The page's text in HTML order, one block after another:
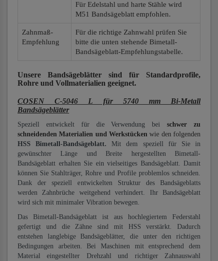
Für Edelstahl und harte Stähle wird
M51 Bandsägeblatt empfohlen.
Zahnmaß-
Empfehlung
Für die richtige Zahnwahl prüfen Sie
bitte die unten stehende Bimetall-
Bandsägeblatt-Empfehlungstabelle.
Unsere Bandsägeblätter sind für Standardprofile,
Rohre und Vollmaterialien geeignet.
COSEN C-5046 L für 5740 mm Bi-Metall
Bandsägeblätter
Speziell entwickelt für die Verwendung beischwer zu
schneidenden Materialien und Werkstücken wie den folgenden
HSS Bimetall-Bandsägeblatt. Mit dem speziell für Sie in
gewünschter Länge und Breite hergestellten Bimetall-
Bandsägeblatt erhalten Sie ein vielseitiges Bandsägeblatt. Damit
können Sie Stahlträger, Rohre und Profile problemlos schneiden.
Dank der speziell entwickelten Struktur des Bandsägeblatts
werden Zahnbrüche weitgehend verhindert. Ihr Bandsägeblatt
wird sich mit minimaler Vibration bewegen.
Das Bimetall-Bandsägeblatt ist aus hochlegiertem Federstahl
gefertigt und die Zähne sind mit HSS verstärkt. Dadurch
entstehen langlebige Bandsägeblätter, die unter den richtigen
Bedingungen arbeiten. Bei Maschinen mit entsprechend dem
Material eingestellter Drehzahl und richtiger Zahnauswahl